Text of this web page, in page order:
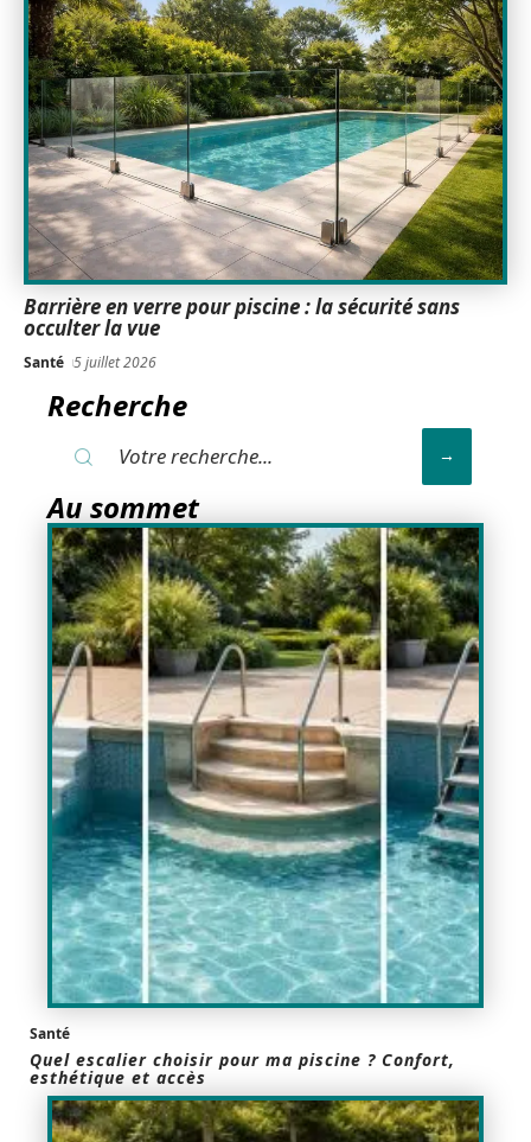
Barrière en verre pour piscine : la sécurité sans
occulter la vue
Santé 5 juillet 2026
Recherche
Au sommet
Santé
Quel escalier choisir pour ma piscine ? Confort,
esthétique et accès